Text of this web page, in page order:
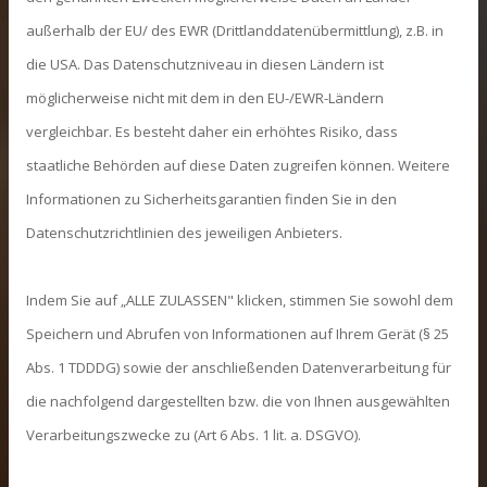
Ein Highlight des Jahres:Der TPM
KONGRESS!Hier erwarten dich spannende
und die perfekte Gelegenheit zum
Netzwerken.
Bleibe immer auf dem neuesten Stand und
profitiere von unserem vielfältigen
Angebot!
außerhalb der EU/ des EWR (Drittlanddatenübermittlung), z.B. in
die USA. Das Datenschutzniveau in diesen Ländern ist
möglicherweise nicht mit dem in den EU-/EWR-Ländern
vergleichbar. Es besteht daher ein erhöhtes Risiko, dass
staatliche Behörden auf diese Daten zugreifen können. Weitere
Informationen zu Sicherheitsgarantien finden Sie in den
Datenschutzrichtlinien des jeweiligen Anbieters.
Indem Sie auf „ALLE ZULASSEN" klicken, stimmen Sie sowohl dem
Speichern und Abrufen von Informationen auf Ihrem Gerät (§ 25
Abs. 1 TDDDG) sowie der anschließenden Datenverarbeitung für
die nachfolgend dargestellten bzw. die von Ihnen ausgewählten
Verarbeitungszwecke zu (Art 6 Abs. 1 lit. a. DSGVO).